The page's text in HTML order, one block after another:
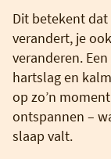
Dit betekent
verandert, je
veranderen. Een
hartslag en
op zo’n
ontspannen –
slaap valt.